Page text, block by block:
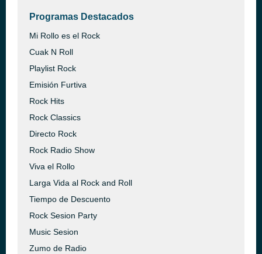
Programas Destacados
Mi Rollo es el Rock
Cuak N Roll
Playlist Rock
Emisión Furtiva
Rock Hits
Rock Classics
Directo Rock
Rock Radio Show
Viva el Rollo
Larga Vida al Rock and Roll
Tiempo de Descuento
Rock Sesion Party
Music Sesion
Zumo de Radio